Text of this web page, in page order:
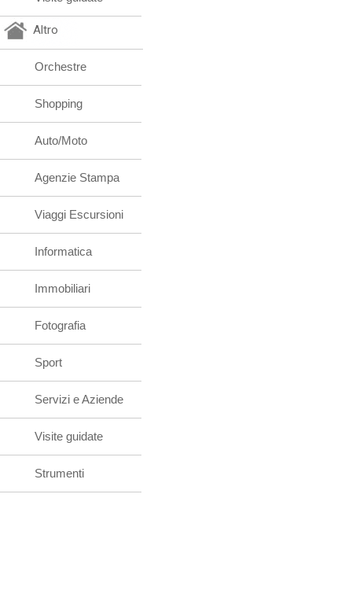
Altro
Orchestre
Shopping
Auto/Moto
Agenzie Stampa
Viaggi Escursioni
Informatica
Immobiliari
Fotografia
Sport
Servizi e Aziende
Visite guidate
Strumenti